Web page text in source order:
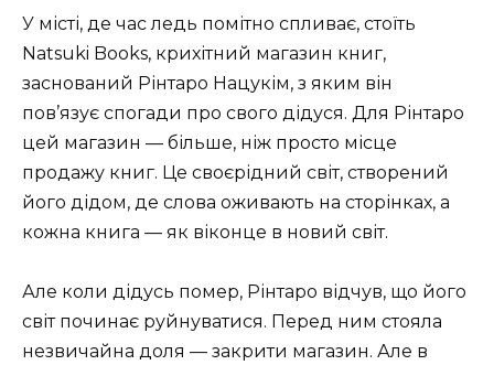
У місті, де час ледь помітно спливає, стоїть
Natsuki Books, крихітний магазин книг,
заснований Рінтаро Нацукім, з яким він
пов’язує спогади про свого дідуся. Для Рінтаро
цей магазин — більше, ніж просто місце
продажу книг. Це своєрідний світ, створений
його дідом, де слова оживають на сторінках, а
кожна книга — як віконце в новий світ.
Але коли дідусь помер, Рінтаро відчув, що його
світ починає руйнуватися. Перед ним стояла
незвичайна доля — закрити магазин. Але в